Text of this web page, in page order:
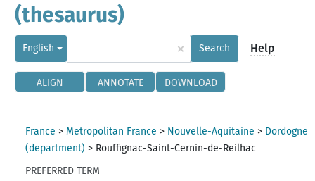
(thesaurus)
English × Search Help
ALIGN ANNOTATE DOWNLOAD
France > Metropolitan France > Nouvelle-Aquitaine > Dordogne
(department) > Rouffignac-Saint-Cernin-de-Reilhac
PREFERRED TERM